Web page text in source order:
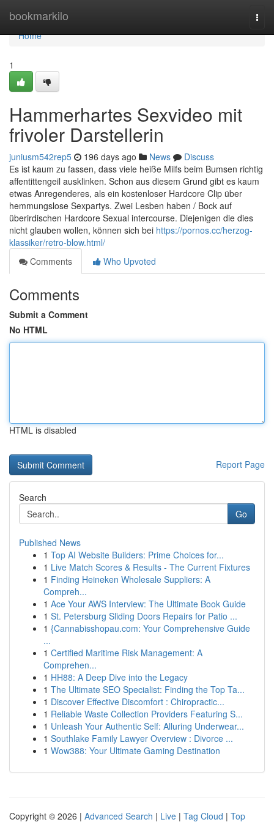
bookmarkilo
Home
Home
1
Hammerhartes Sexvideo mit
frivoler Darstellerin
juniusm542rep5 196 days ago News
Discuss
Es ist kaum zu fassen, dass viele heiße Milfs beim Bumsen richtig
affentittengeil ausklinken. Schon aus diesem Grund gibt es kaum
etwas Anregenderes, als ein kostenloser Hardcore Clip über
hemmungslose Sexpartys. Zwei Lesben haben / Bock auf
überirdischen Hardcore Sexual intercourse. Diejenigen die dies
nicht glauben wollen, können sich bei https://pornos.cc/herzog-
klassiker/retro-blow.html/
Comments
Who Upvoted
Comments
Submit a Comment
No HTML
HTML is disabled
Report Page
Search
Go
Published News
1 Top AI Website Builders: Prime Choices for...
1 Live Match Scores & Results - The Current Fixtures
1 Finding Heineken Wholesale Suppliers: A
Compreh...
1 Ace Your AWS Interview: The Ultimate Book Guide
1 St. Petersburg Sliding Doors Repairs for Patio ...
1 {Cannabisshopau.com: Your Comprehensive Guide
...
1 Certified Maritime Risk Management: A
Comprehen...
1 HH88: A Deep Dive into the Legacy
1 The Ultimate SEO Specialist: Finding the Top Ta...
1 Discover Effective Discomfort : Chiropractic...
1 Reliable Waste Collection Providers Featuring S...
1 Unleash Your Authentic Self: Alluring Underwear...
1 Southlake Family Lawyer Overview : Divorce ...
1 Wow388: Your Ultimate Gaming Destination
Copyright © 2026 | Advanced Search | Live | Tag Cloud | Top